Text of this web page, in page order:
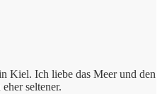
Kiel. Ich liebe das Meer und den
seltener.